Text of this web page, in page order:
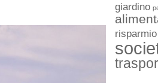
giardino